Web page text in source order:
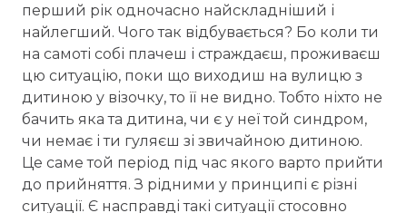
перший рік одночасно найскладніший і
найлегший. Чого так відбувається? Бо коли ти
на самоті собі плачеш і страждаєш, проживаєш
цю ситуацію, поки що виходиш на вулицю з
дитиною у візочку, то її не видно. Тобто ніхто не
бачить яка та дитина, чи є у неї той синдром,
чи немає і ти гуляєш зі звичайною дитиною.
Це саме той період під час якого варто прийти
до прийняття. З рідними у принципі є різні
ситуації. Є насправді такі ситуації стосовно